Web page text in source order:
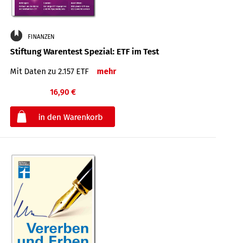
FINANZEN
Stiftung Warentest Spezial: ETF im Test
Mit Daten zu 2.157 ETF mehr
16,90 €